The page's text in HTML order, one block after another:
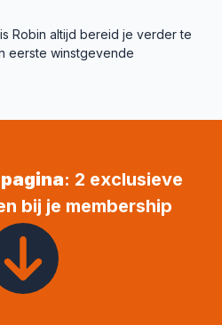
Robin altijd bereid je verder te
eerste winstgevende
: 2 exclusieve
bij je membership